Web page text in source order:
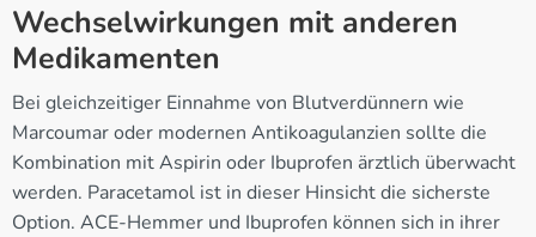
Wechselwirkungen mit anderen
Medikamenten
Bei gleichzeitiger Einnahme von Blutverdünnern wie
Marcoumar oder modernen Antikoagulanzien sollte die
Kombination mit Aspirin oder Ibuprofen ärztlich überwacht
werden. Paracetamol ist in dieser Hinsicht die sicherste
Option. ACE-Hemmer und Ibuprofen können sich in ihrer